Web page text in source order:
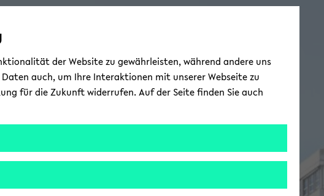
der Website zu gewährleisten, während andere uns
auch, um Ihre Interaktionen mit unserer Webseite zu
für die Zukunft widerrufen. Auf der Seite finden Sie auch